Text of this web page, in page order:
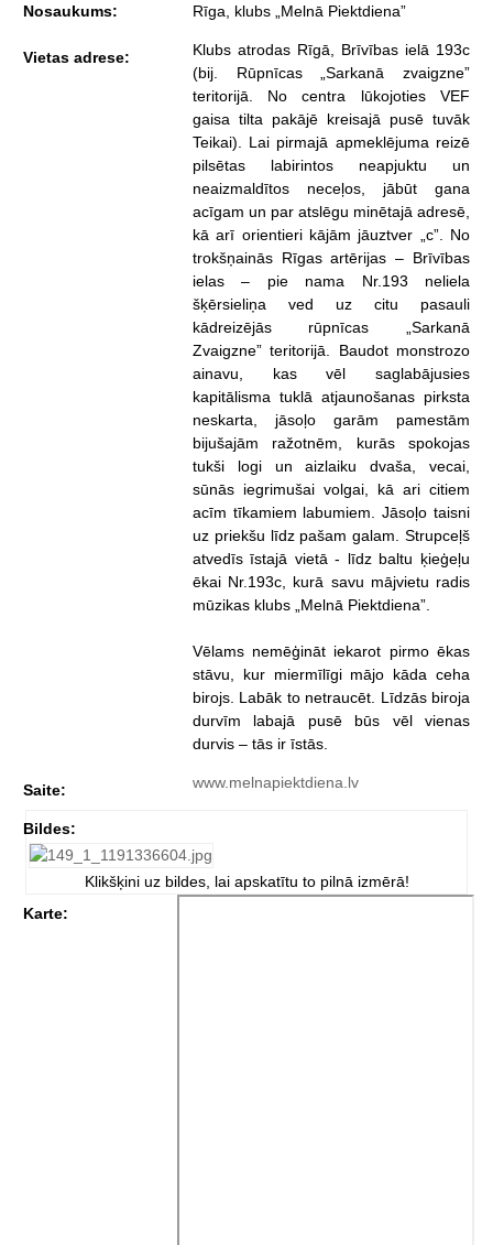
Nosaukums: Rīga, klubs „Melnā Piektdiena”
Vietas adrese:
Klubs atrodas Rīgā, Brīvības ielā 193c
(bij. Rūpnīcas „Sarkanā zvaigzne”
teritorijā. No centra lūkojoties VEF
gaisa tilta pakājē kreisajā pusē tuvāk
Teikai). Lai pirmajā apmeklējuma reizē
pilsētas labirintos neapjuktu un
neaizmaldītos neceļos, jābūt gana
acīgam un par atslēgu minētajā adresē,
kā arī orientieri kājām jāuztver „c”. No
trokšņainās Rīgas artērijas – Brīvības
ielas – pie nama Nr.193 neliela
šķērsieliņa ved uz citu pasauli
kādreizējās rūpnīcas „Sarkanā
Zvaigzne” teritorijā. Baudot monstrozo
ainavu, kas vēl saglabājusies
kapitālisma tuklā atjaunošanas pirksta
neskarta, jāsoļo garām pamestām
bijušajām ražotnēm, kurās spokojas
tukši logi un aizlaiku dvaša, vecai,
sūnās iegrimušai volgai, kā ari citiem
acīm tīkamiem labumiem. Jāsoļo taisni
uz priekšu līdz pašam galam. Strupceļš
atvedīs īstajā vietā - līdz baltu ķieģeļu
ēkai Nr.193c, kurā savu mājvietu radis
mūzikas klubs „Melnā Piektdiena”.
Vēlams nemēģināt iekarot pirmo ēkas
stāvu, kur miermīlīgi mājo kāda ceha
birojs. Labāk to netraucēt. Līdzās biroja
durvīm labajā pusē būs vēl vienas
durvis – tās ir īstās.
Saite: www.melnapiektdiena.lv
Bildes:
Klikšķini uz bildes, lai apskatītu to pilnā izmērā!
Karte: